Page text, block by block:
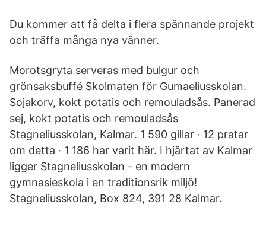
Du kommer att få delta i flera spännande projekt
och träffa många nya vänner.
Morotsgryta serveras med bulgur och
grönsaksbuffé Skolmaten för Gumaeliusskolan.
Sojakorv, kokt potatis och remouladsås. Panerad
sej, kokt potatis och remouladsås
Stagneliusskolan, Kalmar. 1 590 gillar · 12 pratar
om detta · 1 186 har varit här. I hjärtat av Kalmar
ligger Stagneliusskolan - en modern
gymnasieskola i en traditionsrik miljö!
Stagneliusskolan, Box 824, 391 28 Kalmar.